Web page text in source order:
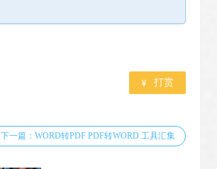
 打赏
下一篇：WORD转PDF PDF转WORD 工具汇集